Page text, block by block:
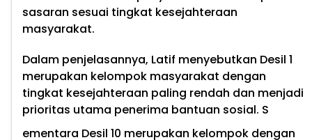
sasaran sesuai tingkat kesejahteraan
masyarakat.
Dalam penjelasannya, Latif menyebutkan Desil 1
merupakan kelompok masyarakat dengan
tingkat kesejahteraan paling rendah dan menjadi
prioritas utama penerima bantuan sosial. S
ementara Desil 10 merupakan kelompok dengan